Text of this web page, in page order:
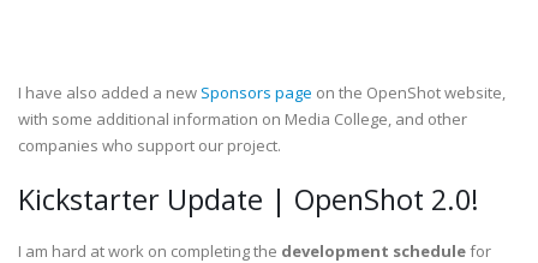
I have also added a new Sponsors page on the OpenShot website,
with some additional information on Media College, and other
companies who support our project.
Kickstarter Update | OpenShot 2.0!
I am hard at work on completing the development schedulefor